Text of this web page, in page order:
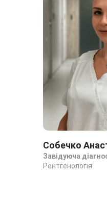
Собечко
Завідуюча
Рентгенологія